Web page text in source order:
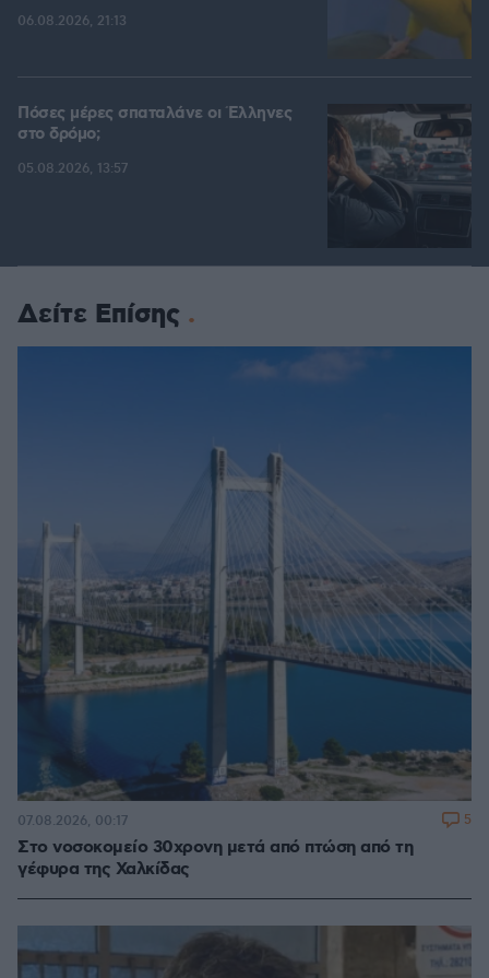
06.08.2026, 21:13
Πόσες μέρες σπαταλάνε οι Έλληνες
στο δρόμο;
05.08.2026, 13:57
Δείτε Επίσης
Στο νοσοκομείο 30χρονη μετά από πτώση από τη
γέφυρα της Χαλκίδας
07.08.2026, 00:17 5